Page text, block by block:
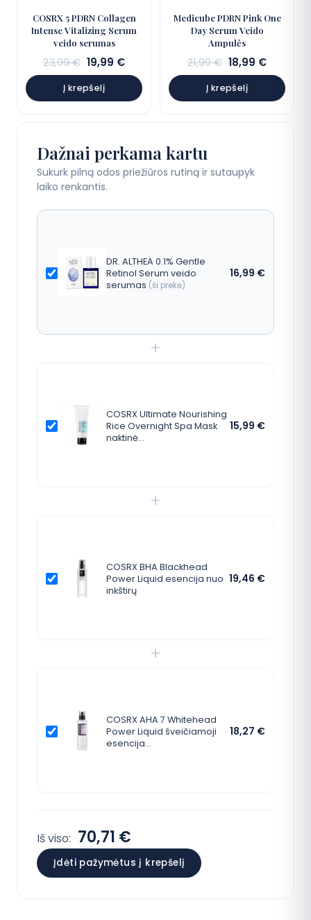
COSRX 5 PDRN Collagen
Intense Vitalizing Serum
veido serumas
23,99€ Sena
kaina:
23,99 €.
19,99 €Dabartinė
kaina:
19,99 €.
Į krepšelį
Medicube PDRN Pink One
Day Serum Veido
Ampulės
21,99€ Sena
kaina:
21,99 €.
18,99 €
kaina:
18,99 €.
Į krepšelį
Dažnai perkama kartu
Sukurk pilną odos priežiūros rutiną ir sutaupyk
laiko renkantis.
DR. ALTHEA 0.1% Gentle
Retinol Serum veido
serumas (ši prekė)
16,99 €
+
COSRX Ultimate Nourishing
Rice Overnight Spa Mask
naktinė…
15,99 €
+
COSRX BHA Blackhead
Power Liquid esencija nuo
inkštirų
19,46 €
+
COSRX AHA 7 Whitehead
Power Liquid šveičiamoji
esencija…
18,27 €
Iš viso: 70,71 €
Įdėti pažymėtus į krepšelį